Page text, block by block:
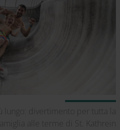
lungo: divertimento per tutta la
famiglia alle terme di St. Kathrein